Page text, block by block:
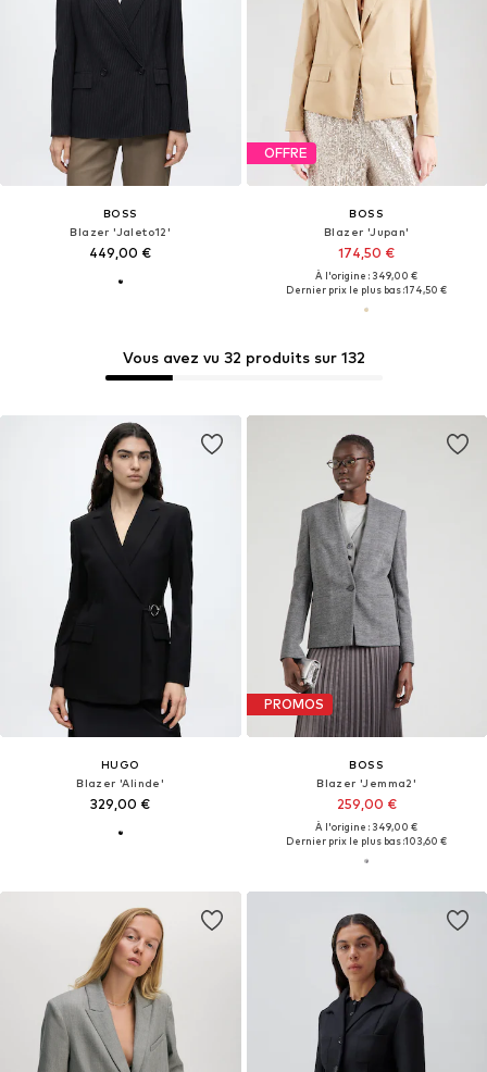
BOSS
Blazer 'Jaleto12'
449,00 €
Vous avez vu 32 produits sur 132
OFFRE
BOSS
Blazer 'Jupan'
174,50 €
À l'origine : 349,00 €
Dernier prix le plus bas :174,50 €
HUGO
Blazer 'Alinde'
329,00 €
PROMOS
BOSS
Blazer 'Jemma2'
259,00 €
À l'origine : 349,00 €
Dernier prix le plus bas :103,60 €